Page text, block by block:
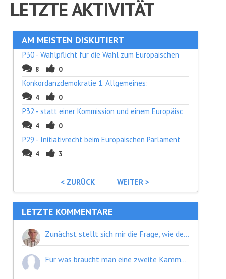
LETZTE AKTIVITÄT
AM MEISTEN DISKUTIERT
P30 - Wahlpflicht für die Wahl zum Europäischen
8 0
Konkordanzdemokratie 1. Allgemeines:
4 0
P32 - statt einer Kommission und einem Europäisc
4 0
P29 - Initiativrecht beim Europäischen Parlament
4 3
< ZURÜCK WEITER >
LETZTE KOMMENTARE
Zunächst stellt sich mir die Frage, wie denn "gesamteuropäische Parteien" zustande kommen sollen. Die USA zeigen, dass das möglich ist. Aber das WIE bedarf wohl noch einiger konstruktiver Arbeit. Die heutigen "europäischen Parteien" sind doch tatsächlich Zweckbündnisse nationaler Parteien, was die Vertretung "gesamteuropäischer Interessen" derzeit spürbar einschränkt... Ich habe dennoch "bedingt zugestimmt", weil ich die "konstruktive Partizipation" als Ausweg aus diesem Dilemma sehe.
Für was braucht man eine zweite Kammer, wenn die kein Initiativrecht hat? Eine zweite Kammer ohne Initiativrecht ist relativ sinnlos. Zumal ich es jetzt nicht wirklich verwirrend finde. In Deutschland ist es den Leuten eigentlich auch ziemlich egal, ob ein Gesetz nun von einer Bundestagsfraktion, von der Regierung oder aus dem Bundesrat heraus eingebracht wurde.